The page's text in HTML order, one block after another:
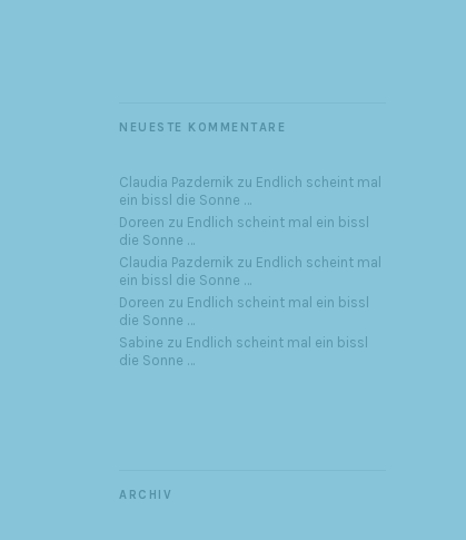
NEUESTE KOMMENTARE
Claudia Pazdernik zu Endlich scheint mal
ein bissl die Sonne …
Doreen zu Endlich scheint mal ein bissl
die Sonne …
Claudia Pazdernik zu Endlich scheint mal
ein bissl die Sonne …
Doreen zu Endlich scheint mal ein bissl
die Sonne …
Sabine zu Endlich scheint mal ein bissl
die Sonne …
ARCHIV